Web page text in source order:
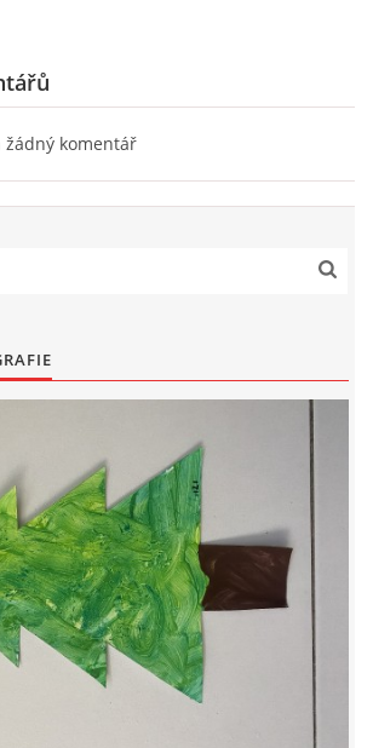
NA TÉMA ZIMA
OD ZÁŘÍ DO ČERVNA
komentář